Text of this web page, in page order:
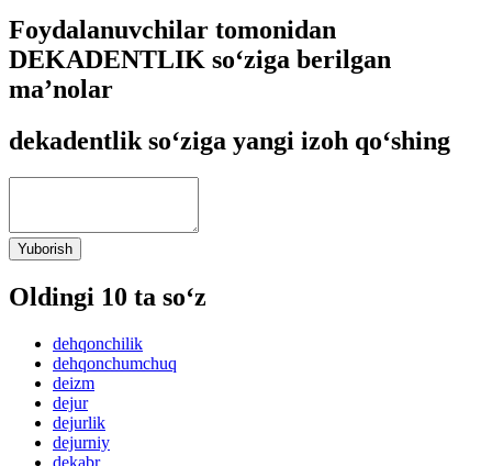
Foydalanuvchilar tomonidan
DEKADENTLIK so‘ziga berilgan
ma’nolar
dekadentlik so‘ziga yangi izoh qo‘shing
Yuborish
Oldingi 10 ta so‘z
dehqonchilik
dehqonchumchuq
deizm
dejur
dejurlik
dejurniy